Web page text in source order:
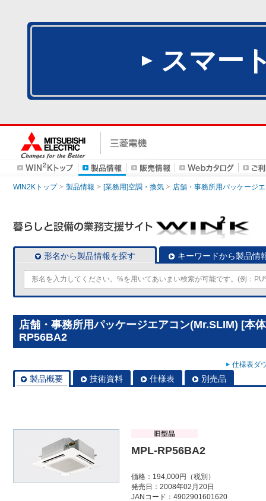
スマー
WIN2Kトップ 製品情報 [業務用]空調・換気 店舗・事務所用パッケージ
形名から製品情報を探す キーワードから製品情
店舗・事務所用パッケージエアコン(Mr.SLIM) [本
RP56BA2
仕様表ダ
製品概要 技術資料 仕様表 別売品
MPL-RP56BA2
価格：194,000円（税別）
発売日：2008年02月20日
JANコード：4902901601620